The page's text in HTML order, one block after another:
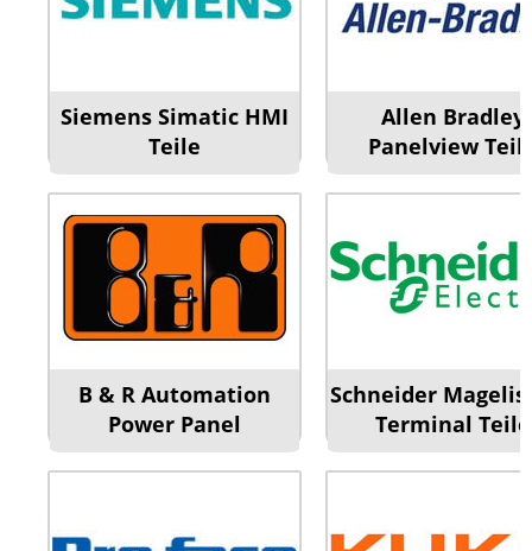
Siemens Simatic HMI
Teile
Allen Bradley
Panelview
B & R Automation
Power Panel
Schneider Magelis
Terminal Teile